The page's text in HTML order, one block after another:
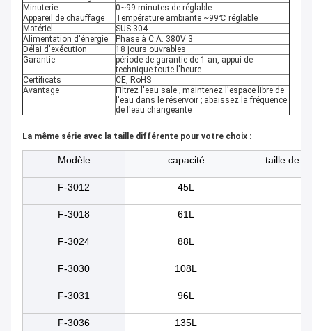
Minuterie
0~99 minutes de réglable
Appareil de chauffage
Température ambiante ~99℃ réglable
Matériel
SUS 304
Alimentation d'énergie
Phase à C.A. 380V 3
Délai d'exécution
18 jours ouvrables
Garantie
période de garantie de 1 an, appui de
technique toute l'heure
Certificats
CE, RoHS
Avantage
Filtrez l'eau sale ; maintenez l'espace libre de
l'eau dans le réservoir ; abaissez la fréquence
de l'eau changeante
La même série avec la taille différente pour votre choix :
Modèle capacité taille de
F-3012 45L
F-3018 61L
F-3024 88L
F-3030 108L
F-3031 96L
F-3036 135L